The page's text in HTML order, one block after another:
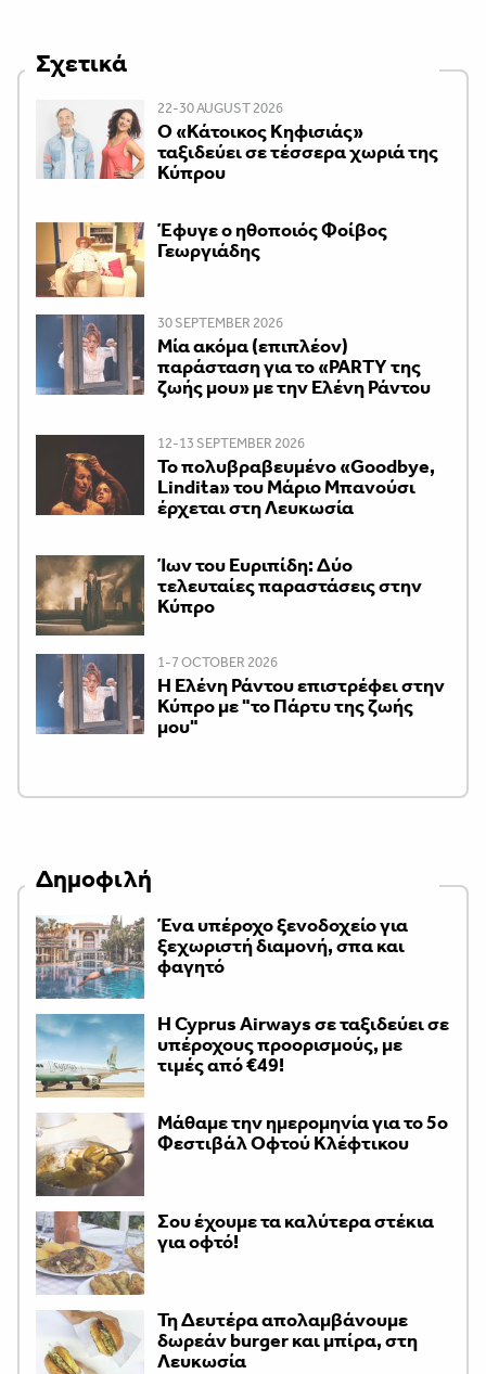
Σχετικά
22-30 AUGUST 2026
Ο «Κάτοικος Κηφισιάς»
ταξιδεύει σε τέσσερα χωριά της
Κύπρου
Έφυγε ο ηθοποιός Φοίβος
Γεωργιάδης
30 SEPTEMBER 2026
Μία ακόμα (επιπλέον)
παράσταση για το «PARTY της
ζωής μου» με την Ελένη Ράντου
12-13 SEPTEMBER 2026
Το πολυβραβευμένο «Goodbye,
Lindita» του Μάριο Μπανούσι
έρχεται στη Λευκωσία
Ίων του Ευριπίδη: Δύο
τελευταίες παραστάσεις στην
Κύπρο
1-7 OCTOBER 2026
H Ελένη Ράντου επιστρέφει στην
Κύπρο με "το Πάρτυ της ζωής
μου"
Δημοφιλή
Ένα υπέροχο ξενοδοχείο για
ξεχωριστή διαμονή, σπα και
φαγητό
H Cyprus Airways σε ταξιδεύει σε
υπέροχους προορισμούς, με
τιμές από €49!
Μάθαμε την ημερομηνία για το 5ο
Φεστιβάλ Οφτού Κλέφτικου
Σου έχουμε τα καλύτερα στέκια
για οφτό!
Τη Δευτέρα απολαμβάνουμε
δωρεάν burger και μπίρα, στη
Λευκωσία